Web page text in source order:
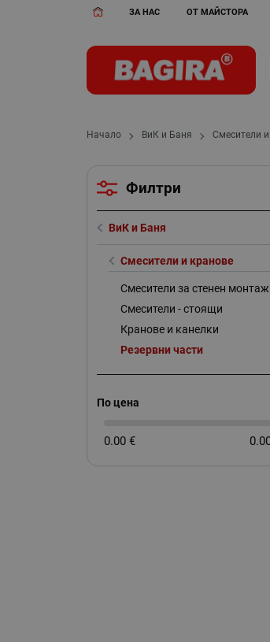
ЗА НАС ОТ МАЙСТОРА
Начало ВиК и Баня Смесители
Филтри
ВиК и Баня
Смесители и кранове
Смесители за стенен монтаж
Смесители - стоящи
Кранове и канелки
Резервни части
По цена
0.00 €